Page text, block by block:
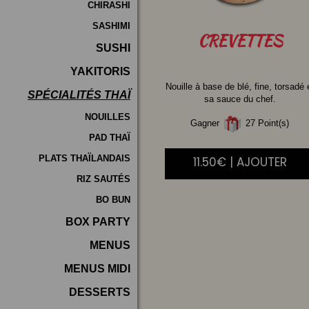
CHIRASHI
SASHIMI
SUSHI
YAKITORIS
SPÉCIALITÉS THAÏ
NOUILLES
PAD THAÏ
PLATS THAÏLANDAIS
RIZ SAUTÉS
BO BUN
BOX PARTY
MENUS
MENUS MIDI
DESSERTS
CREVETTES
Nouille à base de blé, fine, torsadé
sa sauce du chef.
Gagner 27 Point(s)
11.50€ | AJOUTER